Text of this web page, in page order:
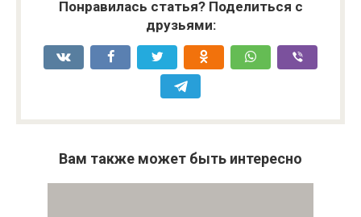
Понравилась статья? Поделиться с
друзьями:
Вам также может быть интересно